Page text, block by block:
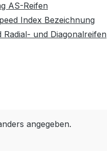
AS-Reifen
Index Bezeichnung
Radial- und Diagonalreifen
angegeben.